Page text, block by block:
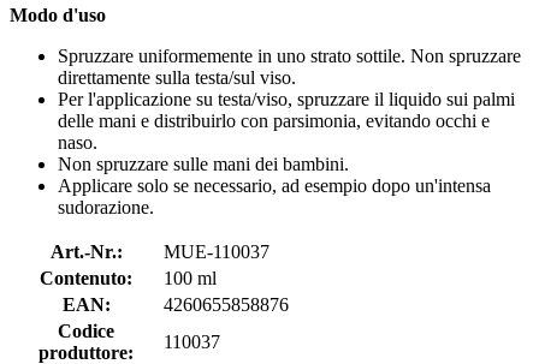
Modo d'uso
Spruzzare uniformemente in uno strato sottile. Non spruzzare
direttamente sulla testa/sul viso.
Per l'applicazione su testa/viso, spruzzare il liquido sui palmi
delle mani e distribuirlo con parsimonia, evitando occhi e
naso.
Non spruzzare sulle mani dei bambini.
Applicare solo se necessario, ad esempio dopo un'intensa
sudorazione.
Art.-Nr.:
MUE-110037
Contenuto:
100 ml
EAN:
4260655858876
Codice
produttore:
110037